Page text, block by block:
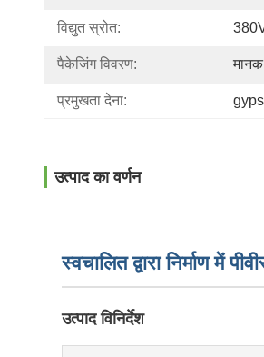
विद्युत स्रोत:
पैकेजिंग विवरण:
प्रमुखता देना:
उत्पाद का वर्णन
स्वचालित द्वारा निर्माण में
उत्पाद विनिर्देश